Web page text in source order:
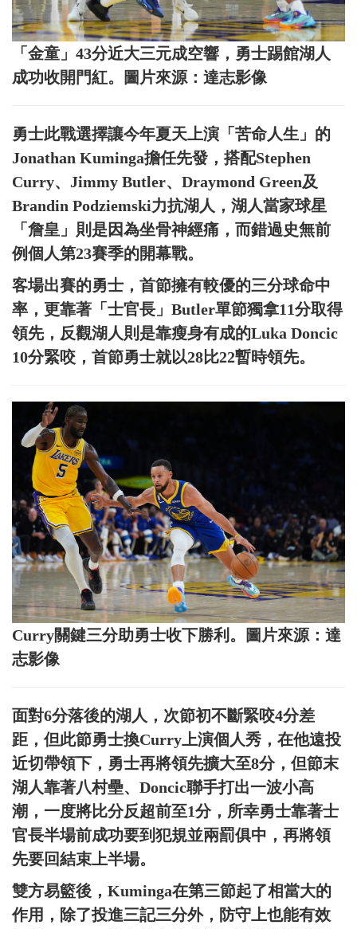
「金童」43分近大三元成空響，勇士踢館湖人
成功收開門紅。圖片來源：達志影像
勇士此戰選擇讓今年夏天上演「苦命人生」的
Jonathan Kuminga擔任先發，搭配Stephen
Curry、Jimmy Butler、Draymond Green及
Brandin Podziemski力抗湖人，湖人當家球星
「詹皇」則是因為坐骨神經痛，而錯過史無前
例個人第23賽季的開幕戰。
客場出賽的勇士，首節擁有較優的三分球命中
率，更靠著「士官長」Butler單節獨拿11分取得
領先，反觀湖人則是靠瘦身有成的Luka Doncic
10分緊咬，首節勇士就以28比22暫時領先。
Curry關鍵三分助勇士收下勝利。圖片來源：達
志影像
面對6分落後的湖人，次節初不斷緊咬4分差
距，但此節勇士換Curry上演個人秀，在他遠投
近切帶領下，勇士再將領先擴大至8分，但節末
湖人靠著八村壘、Doncic聯手打出一波小高
潮，一度將比分反超前至1分，所幸勇士靠著士
官長半場前成功要到犯規並兩罰俱中，再將領
先要回結束上半場。
雙方易籃後，Kuminga在第三節起了相當大的
作用，除了投進三記三分外，防守上也能有效